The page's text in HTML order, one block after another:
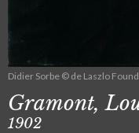
Didier Sorbe © de Laszlo
Gramont,
1902